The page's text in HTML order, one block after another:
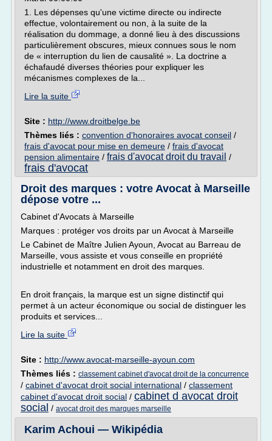
1. Les dépenses qu'une victime directe ou indirecte
effectue, volontairement ou non, à la suite de la
réalisation du dommage, a donné lieu à des discussions
particulièrement obscures, mieux connues sous le nom
de « interruption du lien de causalité ». La doctrine a
échafaudé diverses théories pour expliquer les
mécanismes complexes de la...
Lire la suite
Site : http://www.droitbelge.be
Thèmes liés : convention d'honoraires avocat conseil /
frais d'avocat pour mise en demeure / frais d'avocat
pension alimentaire / frais d'avocat droit du travail /
frais d'avocat
Droit des marques : votre Avocat à Marseille
dépose votre ...
Cabinet d'Avocats à Marseille
Marques : protéger vos droits par un Avocat à Marseille
Le Cabinet de Maître Julien Ayoun, Avocat au Barreau de
Marseille, vous assiste et vous conseille en propriété
industrielle et notamment en droit des marques.
En droit français, la marque est un signe distinctif qui
permet à un acteur économique ou social de distinguer les
produits et services...
Lire la suite
Site : http://www.avocat-marseille-ayoun.com
Thèmes liés : classement cabinet d'avocat droit de la concurrence
/ cabinet d'avocat droit social international / classement
cabinet d'avocat droit social / cabinet d avocat droit
social / avocat droit des marques marseille
Karim Achoui — Wikipédia